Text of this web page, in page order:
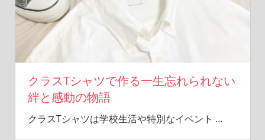
クラスTシャツで作る一生忘れられない
絆と感動の物語
クラスTシャツは学校生活や特別なイベント …